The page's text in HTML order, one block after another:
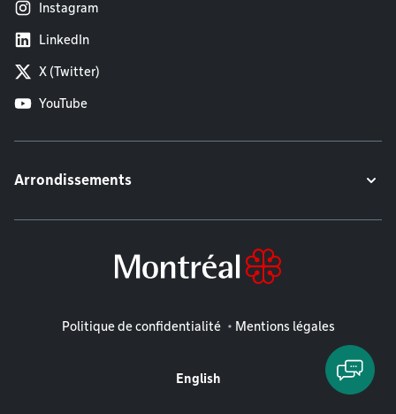
Instagram
LinkedIn
X (Twitter)
YouTube
Arrondissements
Mentions légales
Politique de confidentialité Mentions légales
English